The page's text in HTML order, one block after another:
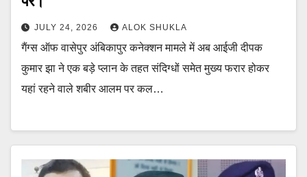
JULY 24, 2026 ALOK SHUKLA
गैंग्स ऑफ वासेपुर अंबिकापुर कनेक्शन मामले में अब आईजी दीपक
कुमार झा ने एक बड़े प्लान के तहत संदिग्धों समेत मुख्य फरार होकर
यहां रहने वाले शबीर आलम पर कल…